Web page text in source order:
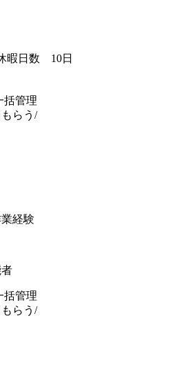
暇日数 10日
括管理
らう /
経験
括管理
らう /